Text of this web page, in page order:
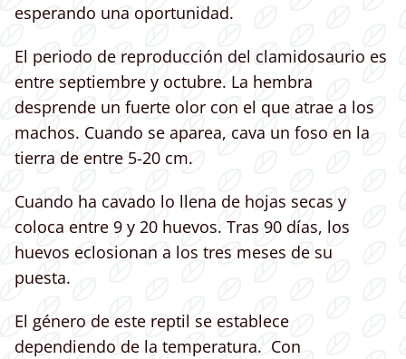
esperando una oportunidad.
El periodo de reproducción del clamidosaurio es
entre septiembre y octubre. La hembra
desprende un fuerte olor con el que atrae a los
machos. Cuando se aparea, cava un foso en la
tierra de entre 5-20 cm.
Cuando ha cavado lo llena de hojas secas y
coloca entre 9 y 20 huevos. Tras 90 días, los
huevos eclosionan a los tres meses de su
puesta.
El género de este reptil se establece
dependiendo de la temperatura. Con